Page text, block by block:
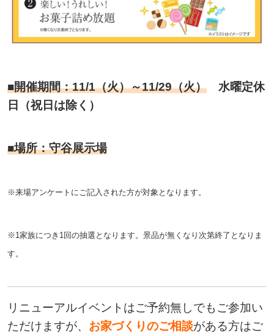
■開催期間：11/1（火）～11/29（火）
水曜定休
日（祝日は除く）
■場所：守谷展示場
※来場アンケートにご記入された方が対象となります。
※1家族につき1回の抽選となります。景品が無くなり次第終了となりま
す。
リニューアルイベントはご予約無しでもご参加い
ただけますが、 お家づくりのご相談がある方はご